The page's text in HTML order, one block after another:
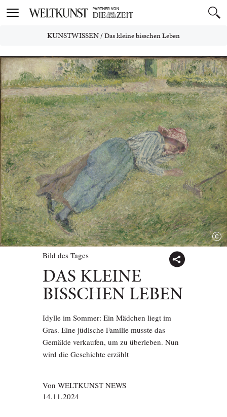
Toggle
KUNSTWISSEN/Das kleine bisschen Leben
Bild des Tages
DAS KLEINE
BISSCHEN LEBEN
Idylle im Sommer: Ein Mädchen liegt im
Gras. Eine jüdische Familie musste das
Gemälde verkaufen, um zu überleben. Nun
wird die Geschichte erzählt
Von WELTKUNST NEWS
14.11.2024